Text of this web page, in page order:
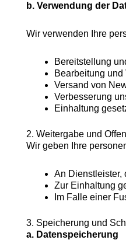
b. Verwendung der
Wir verwenden Ihre
Bereitstellung
Bearbeitung
Versand von
Verbesserung
Einhaltung
2. Weitergabe und
Wir geben Ihre
An Dienstleister,
Zur Einhaltung
Im Falle einer
3. Speicherung und
a. Datenspeicherung